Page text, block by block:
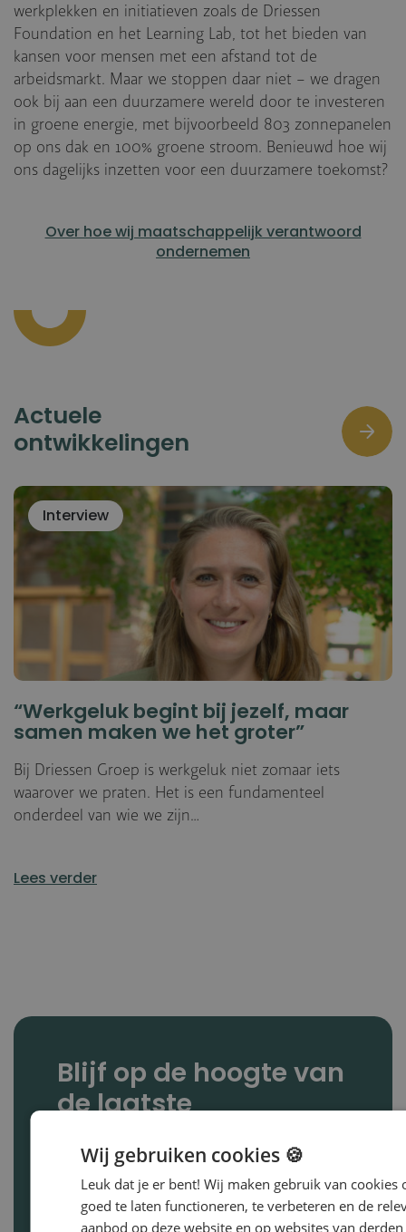
werkplekken en initiatieven zoals de Driessen
Foundation en het Learning Lab, tot het bieden van
kansen voor mensen met een afstand tot de
arbeidsmarkt. Maar we stoppen daar niet – we dragen
ook bij aan een duurzamere wereld door te investeren
in groene energie, met bijvoorbeeld 803 zonnepanelen
op ons dak en 100% groene stroom. Benieuwd hoe wij
ons dagelijks inzetten voor een duurzamere toekomst?
Over hoe wij maatschappelijk verantwoord
ondernemen
Actuele
ontwikkelingen
Interview
“Werkgeluk begint bij jezelf, maar
samen maken we het groter”
Bij Driessen Groep is werkgeluk niet zomaar iets
waarover we praten. Het is een fundamenteel
onderdeel van wie we zijn…
Lees verder
Blijf op de hoogte van
de laatste
Wil jij op de hoogte blijven van alle
ontwikkelingen binnen Driessen Groep?
En de nieuwste whitepapers,
Wij gebruiken cookies 🍪
Leuk dat je er bent! Wij maken gebruik van cookies
goed te laten functioneren, te verbeteren en de
aanbod op deze website en op websites van derden